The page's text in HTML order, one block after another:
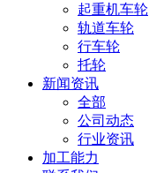
起重机车轮
轨道车轮
行车轮
托轮
新闻资讯
全部
公司动态
行业资讯
加工能力